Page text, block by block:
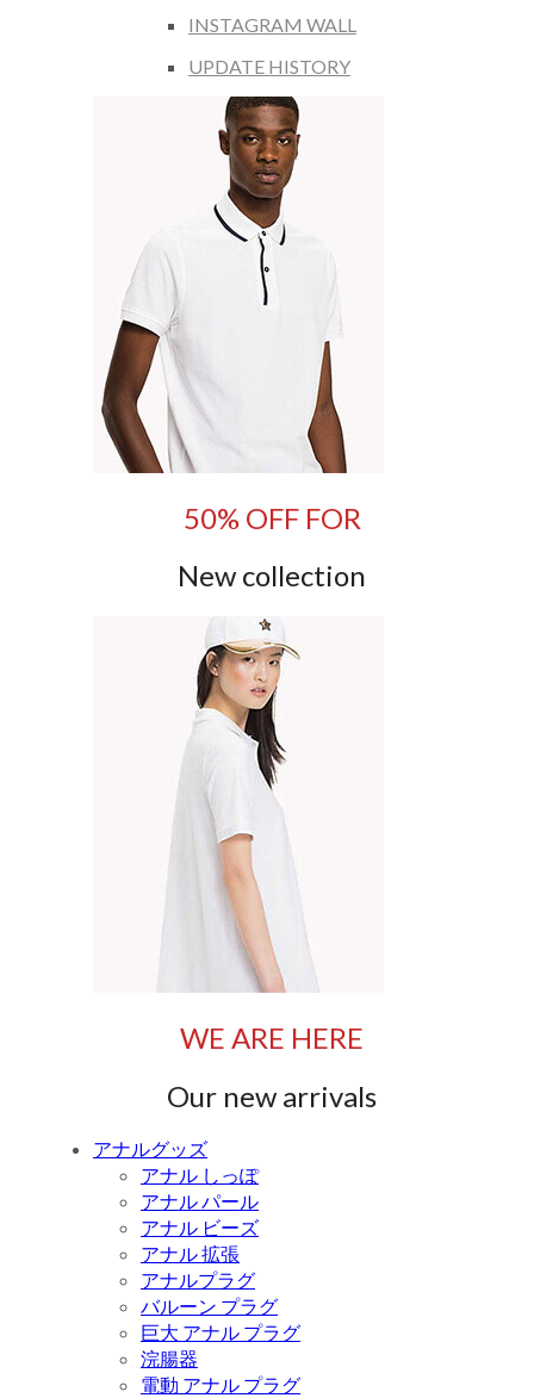
INSTAGRAM WALL
UPDATE HISTORY
50% OFF FOR
New collection
WE ARE HERE
Our new arrivals
アナルグッズ
アナル しっぽ
アナル パール
アナル ビーズ
アナル 拡張
アナルプラグ
バルーン プラグ
巨大 アナル プラグ
浣腸器
電動 アナル プラグ